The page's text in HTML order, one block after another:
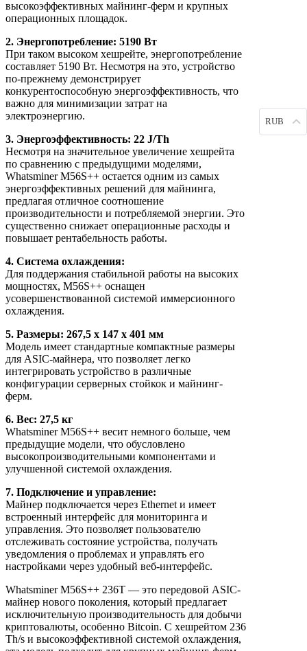
высокоэффективных майнинг-ферм и крупных
операционных площадок.
2. Энергопотребление: 5190 Вт
При таком высоком хешрейте, энергопотребление
составляет 5190 Вт. Несмотря на это, устройство
по-прежнему демонстрирует
конкурентоспособную энергоэффективность, что
важно для минимизации затрат на
электроэнергию.
3. Энергоэффективность: 22 J/Th
Несмотря на значительное увеличение хешрейта
по сравнению с предыдущими моделями,
Whatsminer M56S++ остается одним из самых
энергоэффективных решений для майнинга,
предлагая отличное соотношение
производительности и потребляемой энергии. Это
существенно снижает операционные расходы и
повышает рентабельность работы.
4. Система охлаждения:
Для поддержания стабильной работы на высоких
мощностях, M56S++ оснащен
усовершенствованной системой иммерсионного
охлаждения.
5. Размеры: 267,5 х 147 х 401 мм
Модель имеет стандартные компактные размеры
для ASIC-майнера, что позволяет легко
интегрировать устройство в различные
конфигурации серверных стойкок и майнинг-
ферм.
6. Вес: 27,5 кг
Whatsminer M56S++ весит немного больше, чем
предыдущие модели, что обусловлено
высокопроизводительными компонентами и
улучшенной системой охлаждения.
7. Подключение и управление:
Майнер подключается через Ethernet и имеет
встроенный интерфейс для мониторинга и
управления. Это позволяет пользователю
отслеживать состояние устройства, получать
уведомления о проблемах и управлять его
настройками через удобный веб-интерфейс.
Whatsminer M56S++ 236T — это передовой ASIC-
майнер нового поколения, который предлагает
исключительную производительность для добычи
криптовалюты, особенно Bitcoin. С хешрейтом 236
Th/s и высокоэффективной системой охлаждения,
RUB